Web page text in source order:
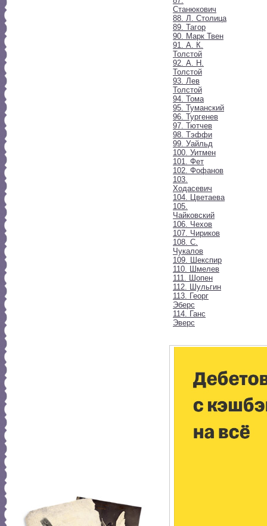
Станюкович
88. Л. Столица
89. Тагор
90. Марк Твен
91. А. К.
Толстой
92. А. Н.
Толстой
93. Лев
Толстой
94. Тома
95. Туманский
96. Тургенев
97. Тютчев
98. Тэффи
99. Уайльд
100. Уитмен
101. Фет
102. Фофанов
103.
Ходасевич
104. Цветаева
105.
Чайковский
106. Чехов
107. Чириков
108. С.
Чукалов
109. Шекспир
110. Шмелев
111. Шопен
112. Шульгин
113. Георг
Эберс
114. Ганс
Эверс